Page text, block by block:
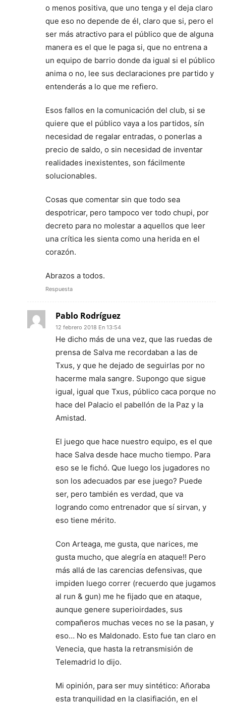
o menos positiva, que uno tenga y el deja claro
que eso no depende de él, claro que si, pero el
ser más atractivo para el público que de alguna
manera es el que le paga si, que no entrena a
un equipo de barrio donde da igual si el público
anima o no, lee sus declaraciones pre partido y
entenderás a lo que me refiero.
Esos fallos en la comunicación del club, si se
quiere que el público vaya a los partidos, sín
necesidad de regalar entradas, o ponerlas a
precio de saldo, o sin necesidad de inventar
realidades inexistentes, son fácilmente
solucionables.
Cosas que comentar sin que todo sea
despotricar, pero tampoco ver todo chupi, por
decreto para no molestar a aquellos que leer
una crítica les sienta como una herida en el
corazón.
Abrazos a todos.
Respuesta
Pablo Rodríguez
12 febrero 2018 En 13:54
He dicho más de una vez, que las ruedas de
prensa de Salva me recordaban a las de
Txus, y que he dejado de seguirlas por no
hacerme mala sangre. Supongo que sigue
igual, igual que Txus, público caca porque no
hace del Palacio el pabellón de la Paz y la
Amistad.
El juego que hace nuestro equipo, es el que
hace Salva desde hace mucho tiempo. Para
eso se le fichó. Que luego los jugadores no
son los adecuados par ese juego? Puede
ser, pero también es verdad, que va
logrando como entrenador que sí sirvan, y
eso tiene mérito.
Con Arteaga, me gusta, que narices, me
gusta mucho, que alegría en ataque!! Pero
más allá de las carencias defensivas, que
impiden luego correr (recuerdo que jugamos
al run & gun) me he fijado que en ataque,
aunque genere superioirdades, sus
compañeros muchas veces no se la pasan, y
eso… No es Maldonado. Esto fue tan claro en
Venecia, que hasta la retransmisión de
Telemadrid lo dijo.
Mi opinión, para ser muy sintético: Añoraba
esta tranquilidad en la clasifiación, en el